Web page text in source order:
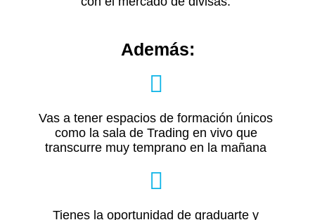
Además:
Vas a tener espacios de formación únicos
como la sala de Trading en vivo que
transcurre muy temprano en la mañana
Tienes la oportunidad de graduarte y